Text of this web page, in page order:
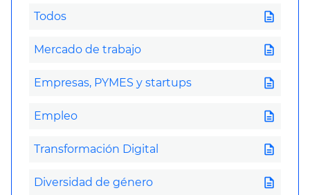
Todos description
Mercado de trabajo description
Empresas, PYMES y startups description
Empleo description
Transformación Digital description
Diversidad de género description